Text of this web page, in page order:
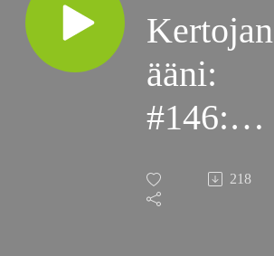
Kertojan
ääni:
#146:
Mikä on
novelli?
218